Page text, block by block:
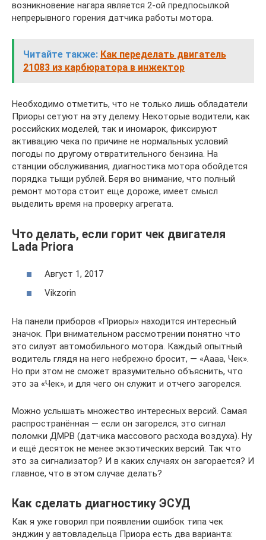
возникновение нагара является 2-ой предпосылкой
непрерывного горения датчика работы мотора.
Читайте также: Как переделать двигатель
21083 из карбюратора в инжектор
Необходимо отметить, что не только лишь обладатели
Приоры сетуют на эту делему. Некоторые водители, как
российских моделей, так и иномарок, фиксируют
активацию чека по причине не нормальных условий
погоды по другому отвратительного бензина. На
станции обслуживания, диагностика мотора обойдется
порядка тыщи рублей. Беря во внимание, что полный
ремонт мотора стоит еще дороже, имеет смысл
выделить время на проверку агрегата.
Что делать, если горит чек двигателя
Lada Priora
Август 1, 2017
Vikzorin
На панели приборов «Приоры» находится интересный
значок. При внимательном рассмотрении понятно что
это силуэт автомобильного мотора. Каждый опытный
водитель глядя на него небрежно бросит, — «Аааа, Чек».
Но при этом не сможет вразумительно объяснить, что
это за «Чек», и для чего он служит и отчего загорелся.
Можно услышать множество интересных версий. Самая
распространённая — если он загорелся, это сигнал
поломки ДМРВ (датчика массового расхода воздуха). Ну
и ещё десяток не менее экзотических версий. Так что
это за сигнализатор? И в каких случаях он загорается? И
главное, что в этом случае делать?
Как сделать диагностику ЭСУД
Как я уже говорил при появлении ошибок типа чек
энджин у автовладельца Приора есть два варианта: